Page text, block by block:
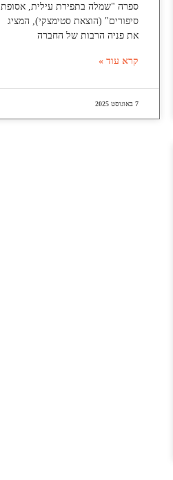
ספרה "שמלה בתפירת עילית, אסופת
סיפורים" (הוצאת סטימצקי), המציג
את פניה הרבות של החברה
קרא עוד »
7 באוגוסט 2025